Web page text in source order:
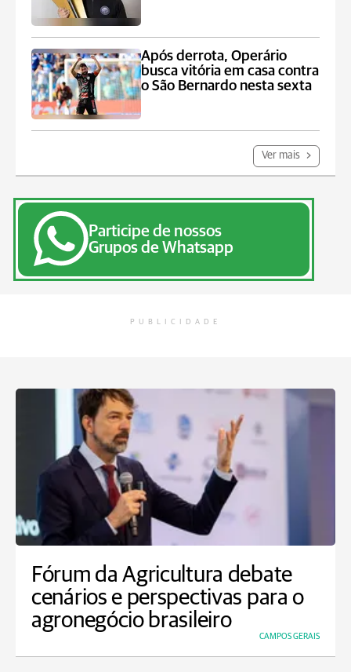
Após derrota, Operário
busca vitória em casa contra
o São Bernardo nesta sexta
Ver mais
Participe de nossos
Grupos de Whatsapp
PUBLICIDADE
Fórum da Agricultura debate
cenários e perspectivas para o
agronegócio brasileiro
CAMPOS GERAIS